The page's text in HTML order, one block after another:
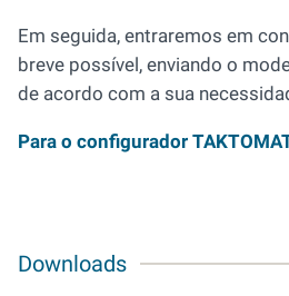
Em seguida, entraremos em
breve possível, enviando o
de acordo com a sua
Para o configurador
Downloads